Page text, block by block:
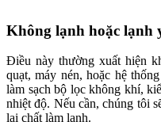
Không lạnh hoặc lạnh
Điều này thường xuất hiện
quạt, máy nén, hoặc hệ
làm sạch bộ lọc không khí,
nhiệt độ. Nếu cần, chúng tôi
lại chất làm lạnh.